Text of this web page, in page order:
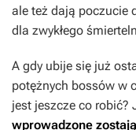
ale też dają poczucie
dla zwykłego
A gdy ubije się już
potężnych bossów w
jest jeszcze co robić?
wprowadzone